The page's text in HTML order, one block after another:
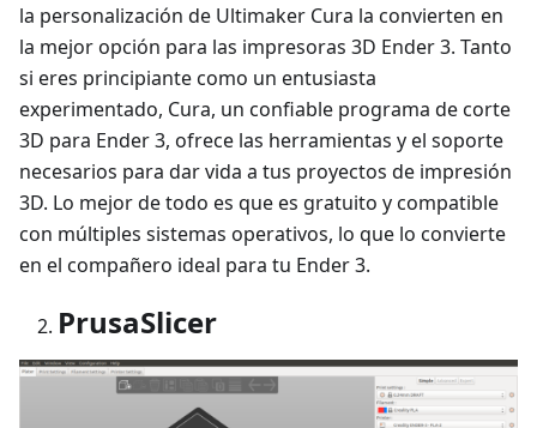
la personalización de Ultimaker Cura la convierten en
la mejor opción para las impresoras 3D Ender 3. Tanto
si eres principiante como un entusiasta
experimentado, Cura, un confiable programa de corte
3D para Ender 3, ofrece las herramientas y el soporte
necesarios para dar vida a tus proyectos de impresión
3D. Lo mejor de todo es que es gratuito y compatible
con múltiples sistemas operativos, lo que lo convierte
en el compañero ideal para tu Ender 3.
PrusaSlicer